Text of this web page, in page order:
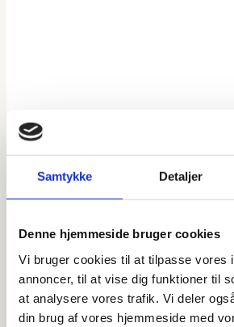
Samtykke Detaljer
Denne hjemmeside bruger cookies
Vi bruger cookies til at tilpasse vores
annoncer, til at vise dig funktioner til
at analysere vores trafik. Vi deler
din brug af vores hjemmeside med